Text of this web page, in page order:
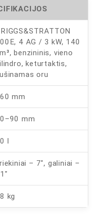
4 AG / 3 kW, 140
benzininis, vieno
keturtaktis,
oru
mm
mm
l
– 7″, galiniai –
kg